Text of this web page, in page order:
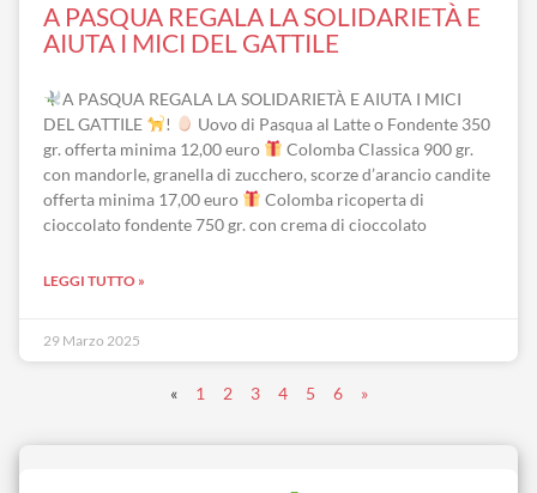
A PASQUA REGALA LA SOLIDARIETÀ E
AIUTA I MICI DEL GATTILE
A PASQUA REGALA LA SOLIDARIETÀ E AIUTA I MICI
DEL GATTILE
!
Uovo di Pasqua al Latte o Fondente 350
gr. offerta minima 12,00 euro
Colomba Classica 900 gr.
con mandorle, granella di zucchero, scorze d’arancio candite
offerta minima 17,00 euro
Colomba ricoperta di
cioccolato fondente 750 gr. con crema di cioccolato
LEGGI TUTTO »
29 Marzo 2025
« 1 2 3 4 5 6 »